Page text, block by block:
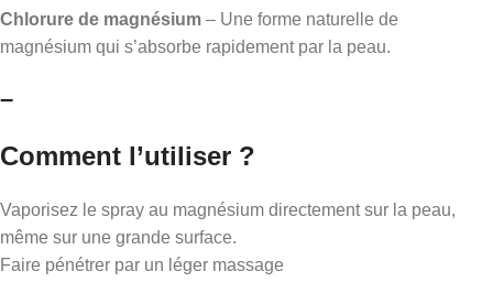
Chlorure de magnésium – Une forme naturelle de
magnésium qui s’absorbe rapidement par la peau.
–
Comment l’utiliser ?
Vaporisez le spray au magnésium directement sur la peau,
même sur une grande surface.
Faire pénétrer par un léger massage